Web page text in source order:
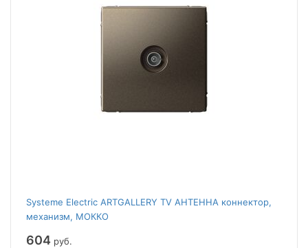
Systeme Electric ARTGALLERY TV АНТЕННА коннектор,
механизм, МОККО
604 руб.